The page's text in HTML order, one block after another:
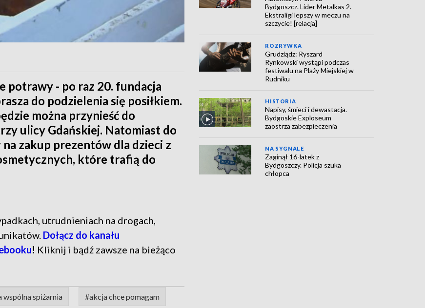
potrawy - po raz 20. fundacja
do podzielenia się posiłkiem.
można przynieść do
ulicy Gdańskiej. Natomiast do
zakup prezentów dla dzieci z
które trafią do
utrudnieniach na drogach,
Dołącz do kanału
! Kliknij i bądź zawsze na bieżąco
wspólna spiżarnia #akcja chce pomagam
Bydgoszcz. Lider Metalkas 2.
Ekstraligi lepszy w meczu na
szczycie! [relacja]
ROZRYWKA
Grudziądz: Ryszard
Rynkowski wystąpi podczas
festiwalu na Plaży Miejskiej w
Rudniku
HISTORIA
Napisy, śmieci i dewastacja.
Bydgoskie Exploseum
zaostrza zabezpieczenia
NA SYGNALE
Zaginął 16-latek z
Bydgoszczy. Policja szuka
chłopca